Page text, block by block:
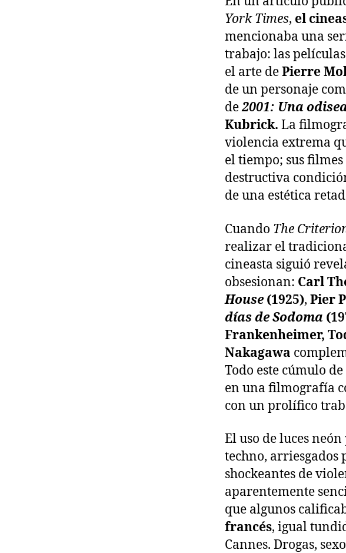
York Times, el
mencionaba una
trabajo: las
el arte dePierre
de un personaje
de2001: Una
Kubrick. La
violencia extrema
el tiempo; sus
destructiva
de una estética
Cuando The
realizar el
cineasta siguió
obsesionan: Carl
House (1925), Pier
días de Sodoma
Frankenheimer,
Nakagawa
Todo este cúmulo
en una filmografía
con un prolífico
El uso de luces
techno, arriesgados
shockeantes de
aparentemente
que algunos
francés, igual
Cannes. Drogas,